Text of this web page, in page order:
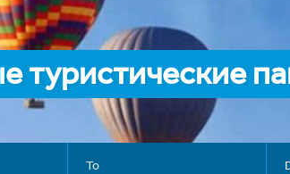
туристические
To